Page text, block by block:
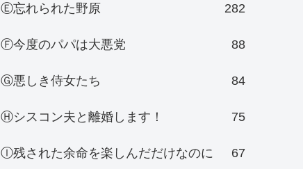
Ⓔ忘れられた野原 282
Ⓕ今度のパパは大悪党 88
Ⓖ悪しき侍女たち 84
Ⓗシスコン夫と離婚します！ 75
Ⓘ残された余命を楽しんだだけなのに 67